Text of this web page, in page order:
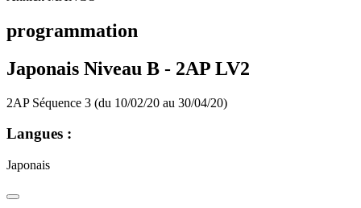
programmation
Japonais Niveau B - 2AP LV2
2AP Séquence 3 (du 10/02/20 au 30/04/20)
Langues :
Japonais